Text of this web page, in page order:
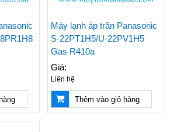
Máy lạnh áp trần Panasonic
S-22PT1H5/U-22PV1H5
Gas R410a
Giá:
Liên hệ
Thêm vào giỏ hàng
Lạnh Chất
Cấp Giá
Tủ Đứng
Điều Hoà Treo Tường
- Lắp Đặt
Âm Trần
Giá Rẻ
Đại Lý Phân Phối Máy
Lạnh Âm Trần LG
Chính Hãng Uy Tín Giá